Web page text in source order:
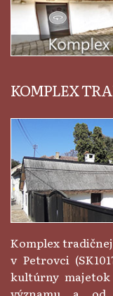
KOMPLEX
Komplex
v Petrovci
kultúrny majetok